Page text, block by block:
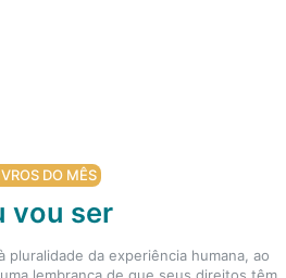
DO MÊS
vou ser
pluralidade da experiência humana, ao